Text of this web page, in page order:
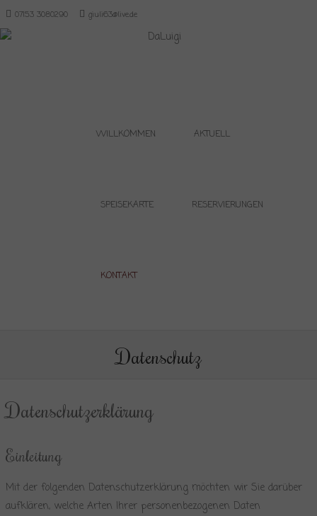
07153 3080290 giuli63@live.de
Menu
SKIP TO CONTENT
WILLKOMMEN AKTUELL
SPEISEKARTE RESERVIERUNGEN
KONTAKT
Datenschutz
Datenschutzerklärung
Einleitung
Mit der folgenden Datenschutzerklärung möchten wir Sie darüber
aufklären, welche Arten Ihrer personenbezogenen Daten